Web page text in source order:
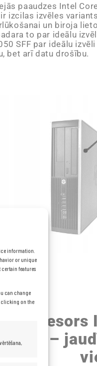
information.
or unique
certain features
can change
clicking on the
paaudzes Intel
izcilas izvēles
un biroja
to par ideālu
SFF par ideālu
bet arī datu drošību.
6500 –